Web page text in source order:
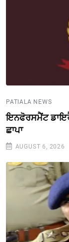
PATIALA NEWS
ਇਨਫੋਰਸਮੈਂਟ
ਛਾਪਾ
AUGUST 6, 2026